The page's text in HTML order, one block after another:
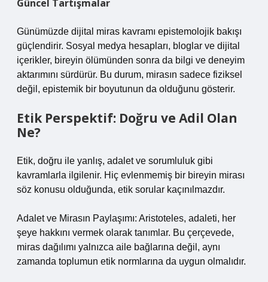
Güncel Tartışmalar
Günümüzde dijital miras kavramı epistemolojik bakışı
güçlendirir. Sosyal medya hesapları, bloglar ve dijital
içerikler, bireyin ölümünden sonra da bilgi ve deneyim
aktarımını sürdürür. Bu durum, mirasın sadece fiziksel
değil, epistemik bir boyutunun da olduğunu gösterir.
Etik Perspektif: Doğru ve Adil Olan
Ne?
Etik, doğru ile yanlış, adalet ve sorumluluk gibi
kavramlarla ilgilenir. Hiç evlenmemiş bir bireyin mirası
söz konusu olduğunda, etik sorular kaçınılmazdır.
Adalet ve Mirasın Paylaşımı: Aristoteles, adaleti, her
şeye hakkını vermek olarak tanımlar. Bu çerçevede,
miras dağılımı yalnızca aile bağlarına değil, aynı
zamanda toplumun etik normlarına da uygun olmalıdır.